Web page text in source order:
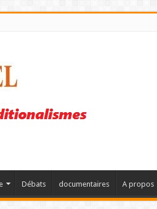
Débats documentaires A propos